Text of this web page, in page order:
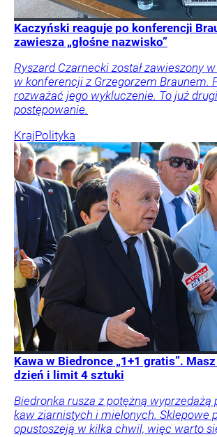
Kaczyński reaguje po konferencji
zawiesza „głośne nazwisko”
Ryszard Czarnecki został zawieszony
w konferencji z Grzegorzem Braunem.
rozważać jego wykluczenie. To już
postępowanie.
KrajPolityka
Kawa w Biedronce „1+1 gratis”.
dzień i limit 4 sztuki
Biedronka rusza z potężną wyprzedażą
kaw ziarnistych i mielonych. Sklepowe
opustoszeją w kilka chwil, więc warto